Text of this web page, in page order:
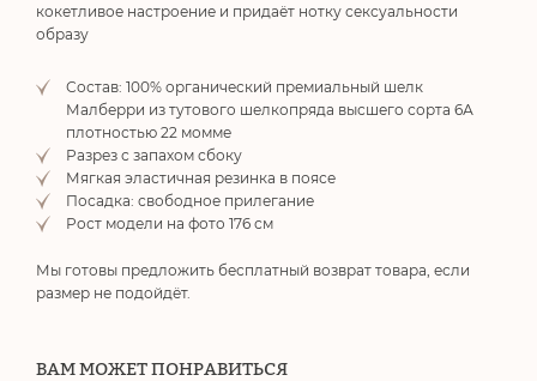
кокетливое настроение и придаёт нотку сексуальности
образу
Состав: 100% органический премиальный шелк
Малберри из тутового шелкопряда высшего сорта 6А
плотностью 22 момме
Разрез с запахом сбоку
Мягкая эластичная резинка в поясе
Посадка: свободное прилегание
Рост модели на фото 176 см
Мы готовы предложить бесплатный возврат товара, если
размер не подойдёт.
ВАМ МОЖЕТ ПОНРАВИТЬСЯ